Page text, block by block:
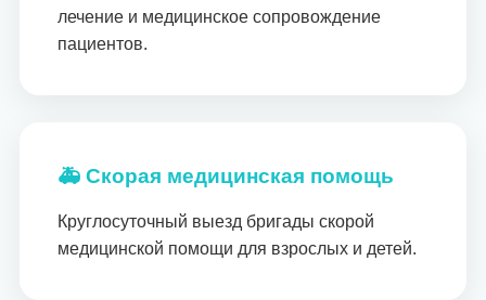
лечение и медицинское сопровождение
пациентов.
🚑 Скорая медицинская помощь
Круглосуточный выезд бригады скорой
медицинской помощи для взрослых и детей.